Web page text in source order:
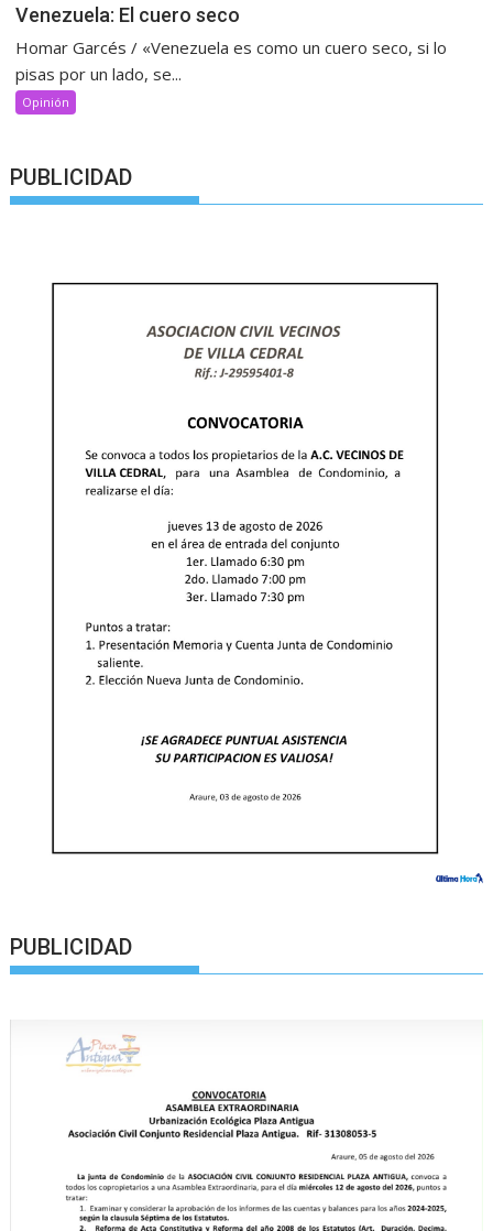
Venezuela: El cuero seco
Homar Garcés / «Venezuela es como un cuero seco, si lo
pisas por un lado, se...
Opinión
PUBLICIDAD
PUBLICIDAD